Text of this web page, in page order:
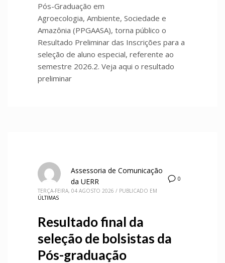
Pós-Graduação em
Agroecologia, Ambiente, Sociedade e
Amazônia (PPGAASA), torna público o
Resultado Preliminar das Inscrições para a
seleção de aluno especial, referente ao
semestre 2026.2. Veja aqui o resultado
preliminar
0
Assessoria de Comunicação
da UERR
TERÇA-FEIRA, 04 AGOSTO 2026 / PUBLICADO EM
ÚLTIMAS
Resultado final da
seleção de bolsistas da
Pós-graduação